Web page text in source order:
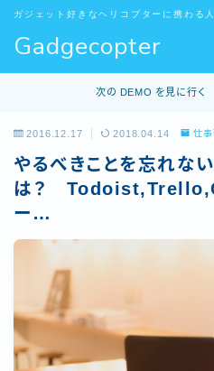
Gadgecopter
ガジェット好きなヘリコプターに携わる
MENU
お問い合わせ
デモプリセット記事 #5
デモプリセット記事 Part10
プライバシーポリシー
プライバシーポリシー
プロフィール
利用規約／特定商取引法に基
有料記事の決済完了ページ
特定商取引法に基づく表記
運営者情報
次の DEMO を見に行く
2016.12.17 2018.04.14 仕事
やるべきことを忘れな
は？
ー…